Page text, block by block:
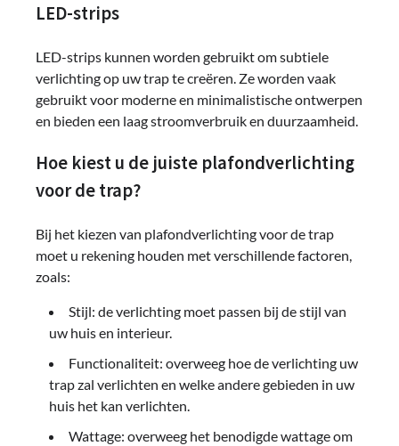
LED-strips
LED-strips kunnen worden gebruikt om subtiele
verlichting op uw trap te creëren. Ze worden vaak
gebruikt voor moderne en minimalistische ontwerpen
en bieden een laag stroomverbruik en duurzaamheid.
Hoe kiest u de juiste plafondverlichting
voor de trap?
Bij het kiezen van plafondverlichting voor de trap
moet u rekening houden met verschillende factoren,
zoals:
Stijl: de verlichting moet passen bij de stijl van
uw huis en interieur.
Functionaliteit: overweeg hoe de verlichting uw
trap zal verlichten en welke andere gebieden in uw
huis het kan verlichten.
Wattage: overweeg het benodigde wattage om